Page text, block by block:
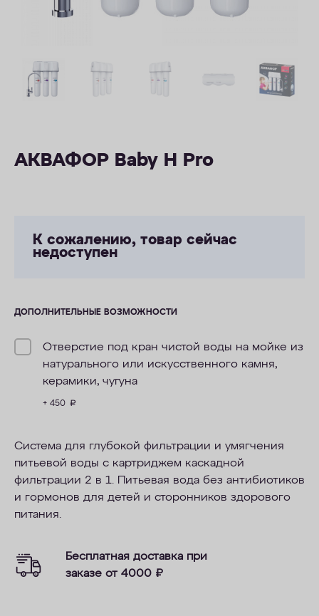
АКВАФОР Baby H Pro
К сожалению, товар сейчас
недоступен
ДОПОЛНИТЕЛЬНЫЕ ВОЗМОЖНОСТИ
Отверстие под кран чистой воды на мойке из
натурального или искусственного камня,
керамики, чугуна
+ 450 руб.
Cистема для глубокой фильтрации и умягчения
питьевой воды с картриджем каскадной
фильтрации 2 в 1. Питьевая вода без антибиотиков
и гормонов для детей и сторонников здорового
питания.
Бесплатная доставка при
заказе от 4000 ₽